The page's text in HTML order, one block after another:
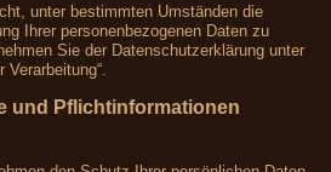
unter bestimmten Umständen die
Ihrer personenbezogenen Daten zu
Sie der Datenschutzerklärung unter
Verarbeitung“.
und Pflichtinformationen